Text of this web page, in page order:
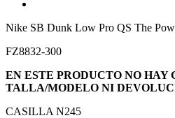
Nike SB Dunk Low Pro QS The
FZ8832-300
EN ESTE PRODUCTO NO HAY
TALLA/MODELO NI
CASILLA N245